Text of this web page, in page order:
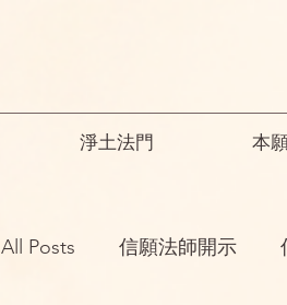
淨土法門 本
All Posts 信願法師開示